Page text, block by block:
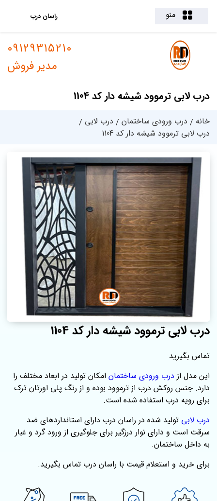
منو راسان درب
درب لابی ترموود شیشه دار کد 1104
09129315210
مدیر فروش
خانه درب ورودی ساختمان
درب لابی
درب لابی ترموود شیشه دار کد 1104
درب لابی ترموود شیشه دار کد 1104
تماس بگیرید
این مدل از درب ورودی ساختمان امکان تولید در ابعاد مختلف را
دارد. جنس روکش درب از ترموود بوده و از رنگ پلی اورتان ترک
برای رویه درب استفاده شده است.
درب لابی تولید شده در راسان درب دارای استانداردهای ضد
سرقت است و دارای نوار درزگیر برای جلوگیری از ورود گرد و غبار
به داخل ساختمان.
برای خرید و استعلام قیمت با راسان درب تماس بگیرید.